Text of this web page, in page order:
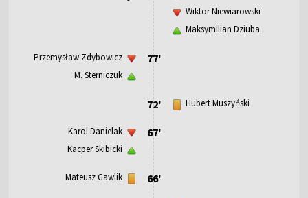
Wiktor Niewiarowski
Maksymilian Dziuba
77'
Przemysław Zdybowicz
M. Sterniczuk
72' Hubert Muszyński
67'
Karol Danielak
Kacper Skibicki
66'
Mateusz Gawlik